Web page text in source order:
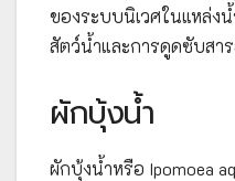
ของระบบนิเวศในแหล่ง
สัตว์น้ำและการดูดซับสา
ผักบุ้งน้ำ
ผักบุ้งน้ำหรือ Ipomoea